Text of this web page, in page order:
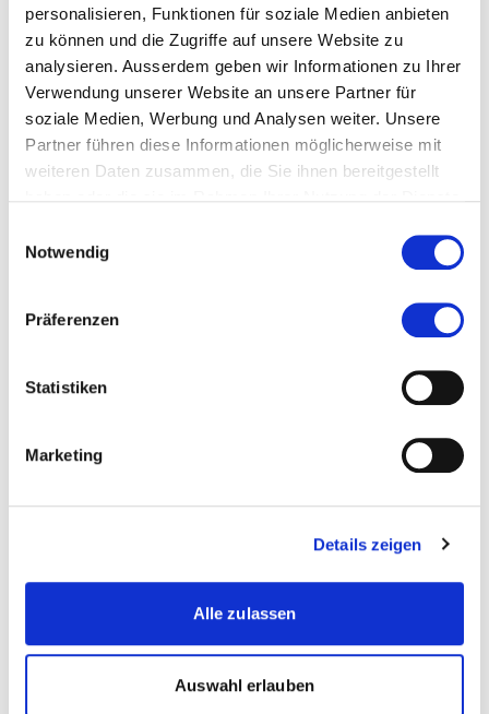
personalisieren, Funktionen für soziale Medien anbieten
zu können und die Zugriffe auf unsere Website zu
analysieren. Ausserdem geben wir Informationen zu Ihrer
Verwendung unserer Website an unsere Partner für
soziale Medien, Werbung und Analysen weiter. Unsere
Partner führen diese Informationen möglicherweise mit
weiteren Daten zusammen, die Sie ihnen bereitgestellt
Notwendig
Präferenzen
Statistiken
Marketing
Details zeigen
Alle zulassen
Auswahl erlauben
geografische Verständnis wesentlich relevanter
als jene, die für die Sensomotorik zuständig sind.
In dieser Methode werden bei der KI nun jene
«Neuronen» (bzw. Parameter und Verbindungen)
rausgeschnitten, die für das Modell nicht so
relevant sind. Damit wird das System wesentlich
kleiner und schneller.
herausgefunden, dass ein Training-Modell in der
Regel grösser ist als ein Inferenz-Modell. Es sind
Praxis letztlich gleichermassen relevant. Aus
diesem Grund benutzt man ein grosses Training-
Modell (man nennt dies das «Lehrer-Netzwerk»),
um ein kleineres Inferenz-Modell für die Praxis
Das oben genannte Beispiel macht sich diese
Netzwerk, welches anhand der viel grösseren
Modelle GPT-3.5 und GPT-4 trainiert wurde.
dem besagten Lehrer-Netzwerk aber für viele
Aufgaben bereits erstaunlich nahe – und ist
lediglich ein Bruchteil so gross.
handelt es sich bei dieser Methode um die